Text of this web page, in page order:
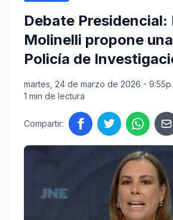
Debate Presidencial:
Molinelli propone
Policía de
martes, 24 de marzo de 2026 - 9:55p.
1 min de lectura
Compartir: